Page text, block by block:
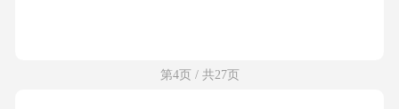
第4页 / 共27页